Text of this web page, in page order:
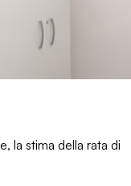
la stima della rata di